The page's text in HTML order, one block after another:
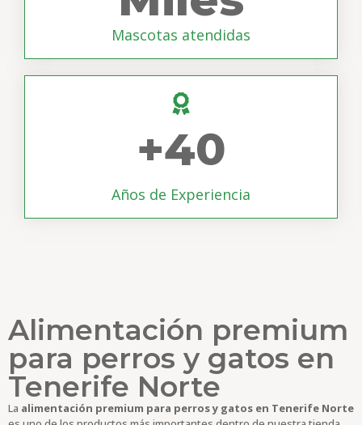
Mascotas atendidas
+40
Años de Experiencia
Alimentación premium
para perros y gatos en
Tenerife Norte
La alimentación premium para perros y gatos en Tenerife Norte